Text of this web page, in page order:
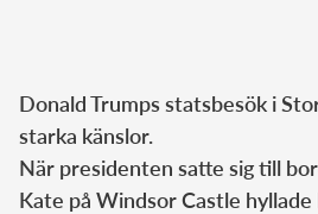
Donald Trumps statsbesök i
starka känslor.
När presidenten satte sig till
Kate på Windsor Castle